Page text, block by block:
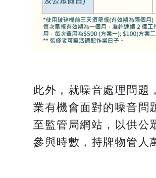
此外，就噪音處理問題
業有機會面對的噪音問
至監管局網站，以供公
參與時數，持牌物管人